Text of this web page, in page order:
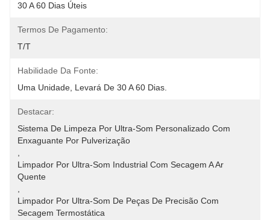
30 A 60 Dias Úteis
Termos De Pagamento:
T/T
Habilidade Da Fonte:
Uma Unidade, Levará De 30 A 60 Dias.
Destacar:
Sistema De Limpeza Por Ultra-Som Personalizado Com
Enxaguante Por Pulverização
Limpador Por Ultra-Som Industrial Com Secagem A Ar
Quente
Limpador Por Ultra-Som De Peças De Precisão Com
Secagem Termostática